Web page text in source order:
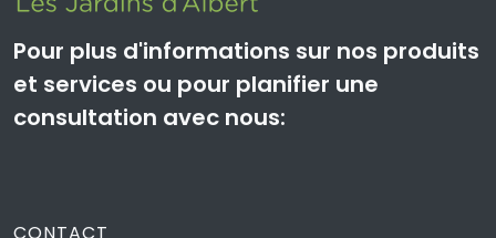
Pour plus d'informations sur nos produits
et services ou pour planifier une
consultation avec nous: